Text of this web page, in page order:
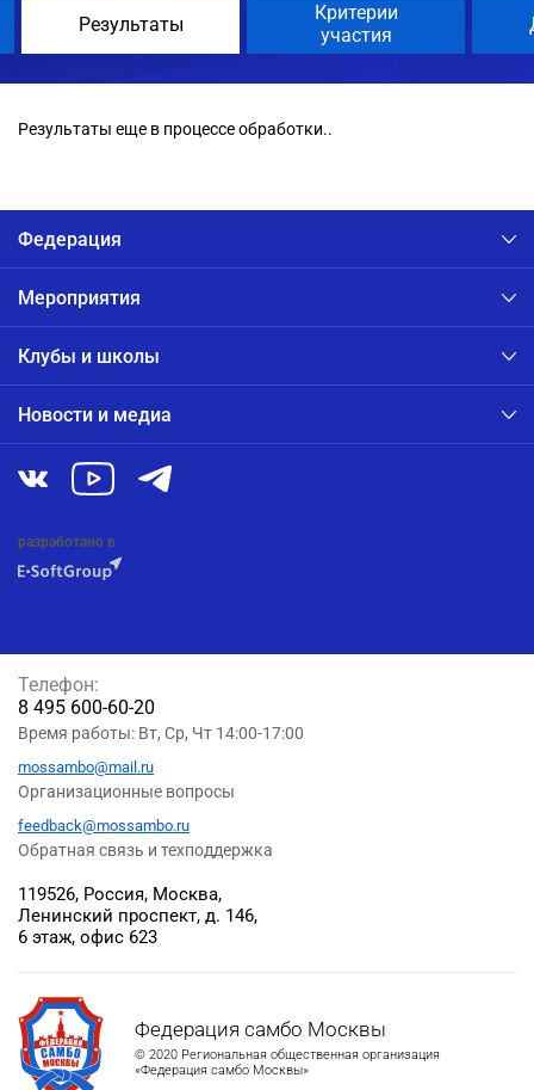
Результаты
Критерии
участия
Результаты еще в процессе обработки..
Федерация
Мероприятия
Клубы и школы
Новости и медиа
разработано в
Федерация самбо Москвы
© 2020 Региональная общественная организация
«Федерация самбо Москвы»
119526, Россия, Москва,
Ленинский проспект, д. 146,
6 этаж, офис 623
Телефон:
8 495 600-60-20
Время работы: Вт, Ср, Чт 14:00-17:00
mossambo@mail.ru
Организационные вопросы
feedback@mossambo.ru
Обратная связь и техподдержка